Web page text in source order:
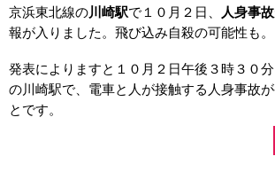
京浜東北線の川崎駅で１０月２日、 人身事故
報が入りました。飛び込み自殺の可能性も。
発表によりますと１０月２日午後３時３０
の川崎駅で、電車と人が接触する人身事故
とです。